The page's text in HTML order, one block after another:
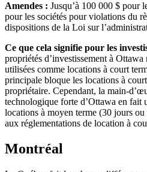
Amendes : Jusqu’à 100 000 $ pour
pour les sociétés pour violations du
dispositions de la Loi sur
Ce que cela signifie pour les
propriétés d’investissement à
utilisées comme locations à court
principale bloque les locations à
propriétaire. Cependant, la main-
technologique forte d’Ottawa en fait
locations à moyen terme (30 jours
aux réglementations de location à
Montréal